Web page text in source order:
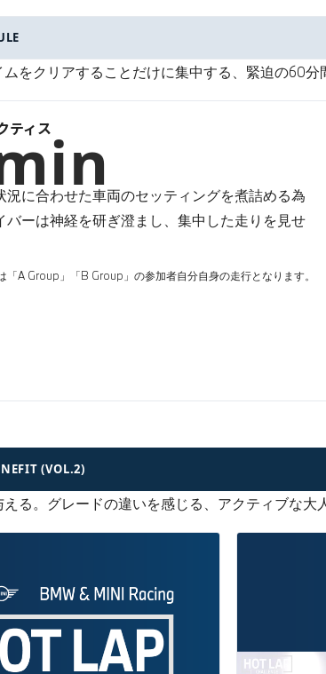
をクリアすることだけに集中する、緊迫の60分
ティス
況に合わせた車両のセッティングを煮詰める為
バーは神経を研ぎ澄まし、集中した走りを見せ
A Group」「B Group」の参加者自分自身の走行となります。
(VOL.2)
る。グレードの違いを感じる、アクティブな大